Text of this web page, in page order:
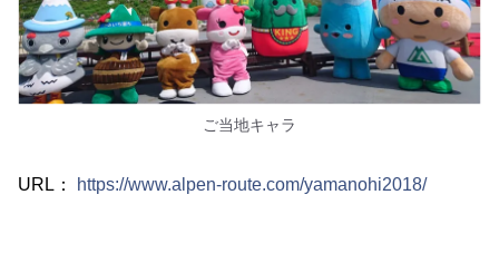
ご当地キャラ
URL： https://www.alpen-route.com/yamanohi2018/